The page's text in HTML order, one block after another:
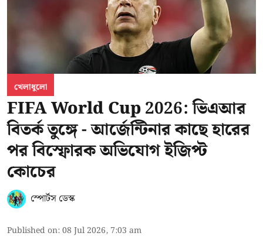
খেলাধুলো
FIFA World Cup 2026: ভিএআর
বিতর্ক তুঙ্গে - আর্জেন্টিনার কাছে হারের
পর বিস্ফোরক অভিযোগ ইজিপ্ট
কোচের
স্পোর্টস ডেস্ক
Published on:08 Jul 2026, 7:03 am